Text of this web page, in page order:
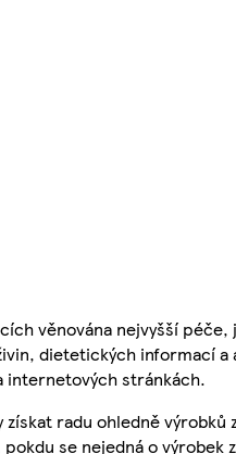
věnována nejvyšší
dietetických informací
internetových stránkách.
radu ohledně
se nejedná o výrobek